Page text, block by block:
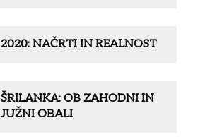
2020: NAČRTI IN REALNOST
ŠRILANKA: OB ZAHODNI IN
JUŽNI OBALI